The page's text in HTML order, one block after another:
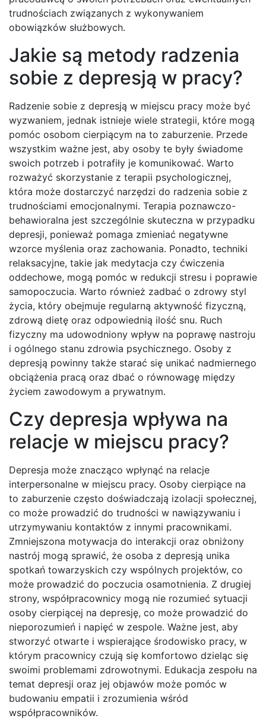
trudnościach związanych z wykonywaniem
obowiązków służbowych.
Jakie są metody radzenia
sobie z depresją w pracy?
Radzenie sobie z depresją w miejscu pracy może być
wyzwaniem, jednak istnieje wiele strategii, które mogą
pomóc osobom cierpiącym na to zaburzenie. Przede
wszystkim ważne jest, aby osoby te były świadome
swoich potrzeb i potrafiły je komunikować. Warto
rozważyć skorzystanie z terapii psychologicznej,
która może dostarczyć narzędzi do radzenia sobie z
trudnościami emocjonalnymi. Terapia poznawczo-
behawioralna jest szczególnie skuteczna w przypadku
depresji, ponieważ pomaga zmieniać negatywne
wzorce myślenia oraz zachowania. Ponadto, techniki
relaksacyjne, takie jak medytacja czy ćwiczenia
oddechowe, mogą pomóc w redukcji stresu i poprawie
samopoczucia. Warto również zadbać o zdrowy styl
życia, który obejmuje regularną aktywność fizyczną,
zdrową dietę oraz odpowiednią ilość snu. Ruch
fizyczny ma udowodniony wpływ na poprawę nastroju
i ogólnego stanu zdrowia psychicznego. Osoby z
depresją powinny także starać się unikać nadmiernego
obciążenia pracą oraz dbać o równowagę między
życiem zawodowym a prywatnym.
Czy depresja wpływa na
relacje w miejscu pracy?
Depresja może znacząco wpłynąć na relacje
interpersonalne w miejscu pracy. Osoby cierpiące na
to zaburzenie często doświadczają izolacji społecznej,
co może prowadzić do trudności w nawiązywaniu i
utrzymywaniu kontaktów z innymi pracownikami.
Zmniejszona motywacja do interakcji oraz obniżony
nastrój mogą sprawić, że osoba z depresją unika
spotkań towarzyskich czy wspólnych projektów, co
może prowadzić do poczucia osamotnienia. Z drugiej
strony, współpracownicy mogą nie rozumieć sytuacji
osoby cierpiącej na depresję, co może prowadzić do
nieporozumień i napięć w zespole. Ważne jest, aby
stworzyć otwarte i wspierające środowisko pracy, w
którym pracownicy czują się komfortowo dzieląc się
swoimi problemami zdrowotnymi. Edukacja zespołu na
temat depresji oraz jej objawów może pomóc w
budowaniu empatii i zrozumienia wśród
współpracowników.